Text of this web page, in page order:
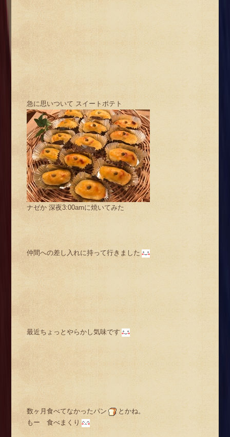
急に思いついて スイートポテト
ナゼか 深夜3:00amに焼いてみた
仲間への差し入れに持って行きました
最近ちょっとやらかし気味です
数ヶ月食べてなかったパン
とかね。
もー 食べまくり